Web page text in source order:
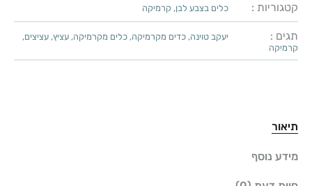
קטגוריות : כלים בצבע לבן, קרמיקה
תגים : יעקב טוינה, כדים מקרמיקה, כלים מקרמיקה, עציץ, עציצים,
קרמיקה
תיאור
מידע נוסף